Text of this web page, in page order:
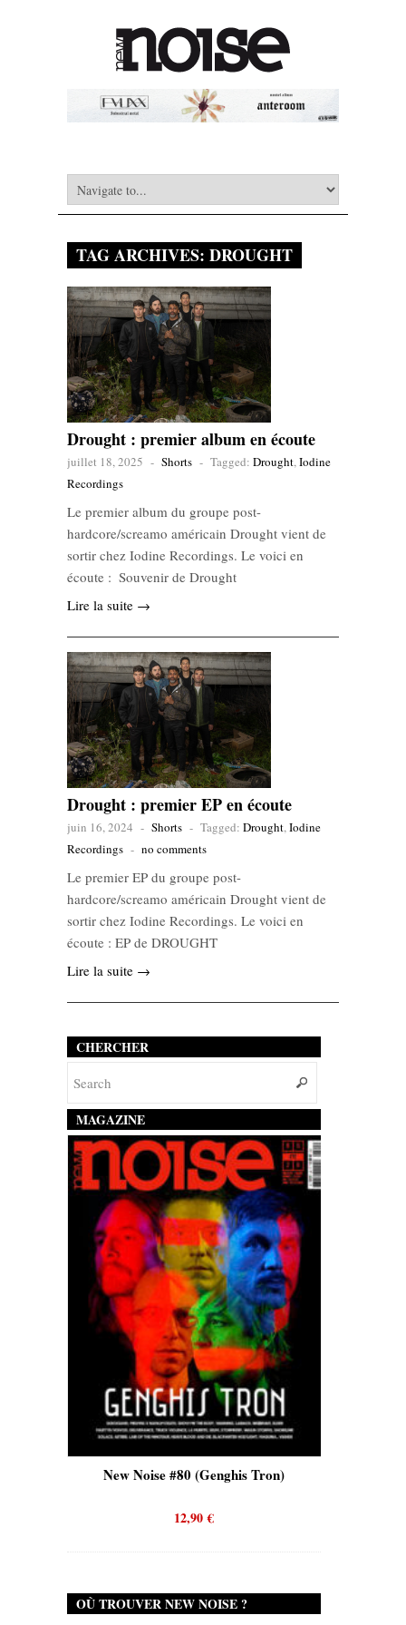
TAG ARCHIVES: DROUGHT
Drought : premier album en écoute
juillet 18, 2025 - Shorts - Tagged: Drought,Iodine
Recordings
Le premier album du groupe post-
hardcore/screamo américain Drought vient de
sortir chez Iodine Recordings. Le voici en
écoute : Souvenir de Drought
Lire la suite →
Drought : premier EP en écoute
juin 16, 2024 - Shorts - Tagged: Drought,Iodine
Recordings - no comments
Le premier EP du groupe post-
hardcore/screamo américain Drought vient de
sortir chez Iodine Recordings. Le voici en
écoute : EP de DROUGHT
Lire la suite →
CHERCHER
MAGAZINE
New Noise #80 (Genghis Tron)
12,90€
OÙ TROUVER NEW NOISE ?